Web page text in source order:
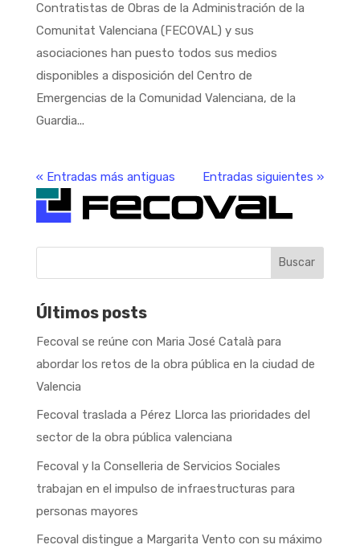
Contratistas de Obras de la Administración de la
Comunitat Valenciana (FECOVAL) y sus
asociaciones han puesto todos sus medios
disponibles a disposición del Centro de
Emergencias de la Comunidad Valenciana, de la
Guardia...
« Entradas más antiguas Entradas siguientes »
Buscar
Últimos posts
Fecoval se reúne con Maria José Català para
abordar los retos de la obra pública en la ciudad de
Valencia
Fecoval traslada a Pérez Llorca las prioridades del
sector de la obra pública valenciana
Fecoval y la Conselleria de Servicios Sociales
trabajan en el impulso de infraestructuras para
personas mayores
Fecoval distingue a Margarita Vento con su máximo